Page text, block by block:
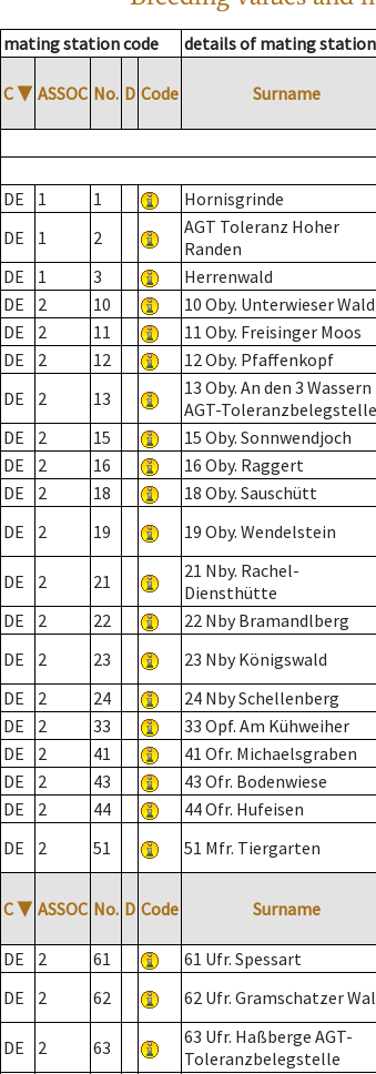
mating station code details of mating station
C ▼ ASSOC No. D Code Surname
DE
1 1 Hornisgrinde
DE
1 2
AGT Toleranz Hoher
Randen
DE
1 3 Herrenwald
DE
2 10 10 Oby. Unterwieser Wald
DE
2 11 11 Oby. Freisinger Moos
DE
2 12 12 Oby. Pfaffenkopf
DE
2 13
13 Oby. An den 3 Wassern
AGT-Toleranzbelegstelle
DE
2 15 15 Oby. Sonnwendjoch
DE
2 16 16 Oby. Raggert
DE
2 18 18 Oby. Sauschütt
DE
2 19 19 Oby. Wendelstein
DE 2 21
21 Nby. Rachel-
Diensthütte
DE
2 22 22 Nby Bramandlberg
DE
2 23 23 Nby Königswald
DE
2 24 24 Nby Schellenberg
DE
2 33 33 Opf. Am Kühweiher
DE
2 41 41 Ofr. Michaelsgraben
DE
2 43 43 Ofr. Bodenwiese
DE
2 44 44 Ofr. Hufeisen
DE
2 51 51 Mfr. Tiergarten
C ▼ ASSOC No. D Code Surname
DE
2 61 61 Ufr. Spessart
DE
2 62 62 Ufr. Gramschatzer
DE 2 63
63 Ufr. Haßberge AGT-
Toleranzbelegstelle